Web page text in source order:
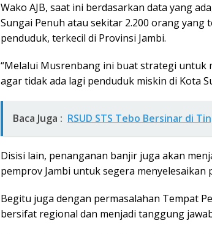
Wako AJB, saat ini berdasarkan data yang
Sungai Penuh atau sekitar 2.200 orang
penduduk, terkecil di Provinsi Jambi.
“Melalui Musrenbang ini buat strategi untuk
agar tidak ada lagi penduduk miskin di Kota
Baca Juga : RSUD STS Tebo Bersinar di
Disisi lain, penanganan banjir juga akan
pemprov Jambi untuk segera
Begitu juga dengan permasalahan Tempat
bersifat regional dan menjadi tanggung